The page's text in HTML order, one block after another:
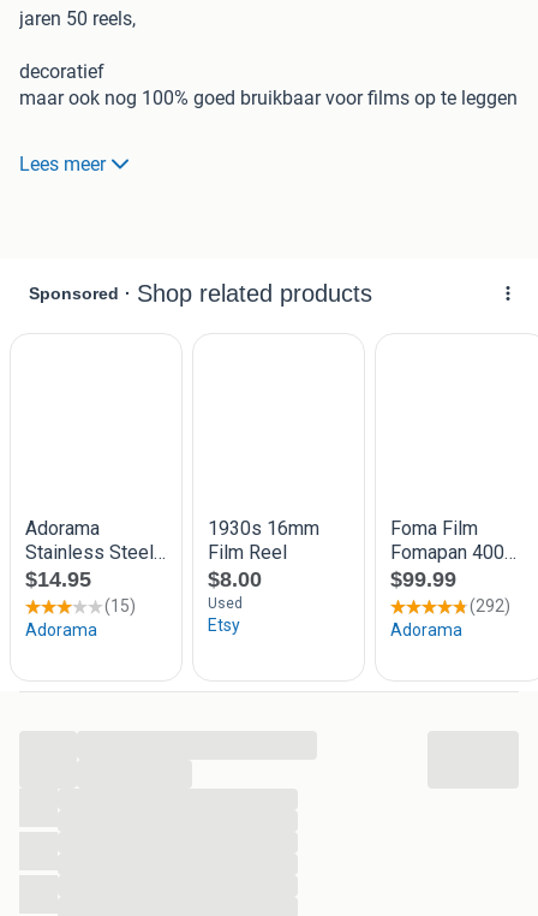
jaren 50 reels,
decoratief
maar ook nog 100% goed bruikbaar voor films op te leggen
zie de foto's
klik op ---------- BEKIJK ALLE ADVERTENTIES
bovenin) ----------- voor heel veel meer 8mm-16mm-35mm
FILMS, FILMSPULLEN en PROJECTORS
Lees meer